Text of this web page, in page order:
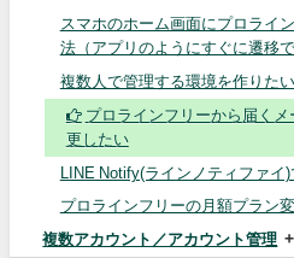
スマホのホーム画面にプロライ
法（アプリのようにすぐに遷移
複数人で管理する環境を作りた
プロラインフリーから届く
更したい
LINE Notify(ラインノティファイ
プロラインフリーの月額プラン
複数アカウント／アカウント管理